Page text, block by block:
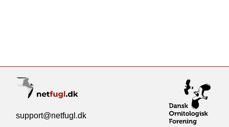
support@netfugl.dk